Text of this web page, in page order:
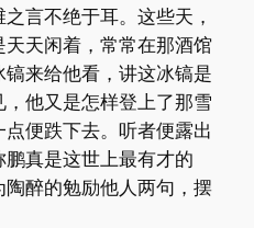
言不绝于耳。这些天，
天闲着，常常在那酒馆
来给他看，讲这冰镐是
他又是怎样登上了那雪
便跌下去。听者便露出
真是这世上最有才的
陶醉的勉励他人两句，摆